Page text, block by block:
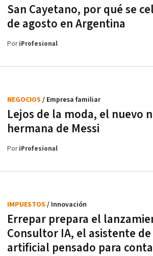
San Cayetano, por qué se
de agosto en Argentina
PoriProfesional
Lejos de la moda, el nuevo
hermana de Messi
NEGOCIOS / Empresa familiar
PoriProfesional
Errepar prepara el
Consultor IA, el asistente
artificial pensado para
IMPUESTOS / Innovación